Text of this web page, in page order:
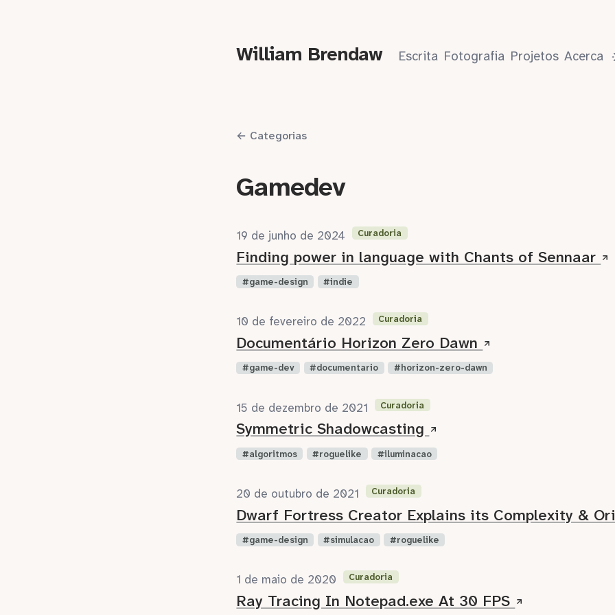
William Brendaw Escrita Fotografia Projetos Acerca
← Categorias
Gamedev
19 de junho de 2024 Curadoria
Finding power in language with Chants of Sennaar
game-design indie
10 de fevereiro de 2022 Curadoria
Documentário Horizon Zero Dawn
game-dev documentario horizon-zero-dawn
15 de dezembro de 2021 Curadoria
Symmetric Shadowcasting
algoritmos roguelike iluminacao
20 de outubro de 2021 Curadoria
Dwarf Fortress Creator Explains its Complexity &
game-design simulacao roguelike
1 de maio de 2020 Curadoria
Ray Tracing In Notepad.exe At 30 FPS